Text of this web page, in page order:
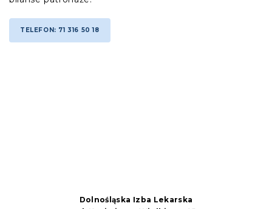
TELEFON: 71 316 50 18
Dolnośląska Izba Lekarska